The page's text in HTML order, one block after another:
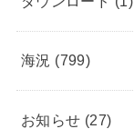
海況 (799)
お知らせ (27)